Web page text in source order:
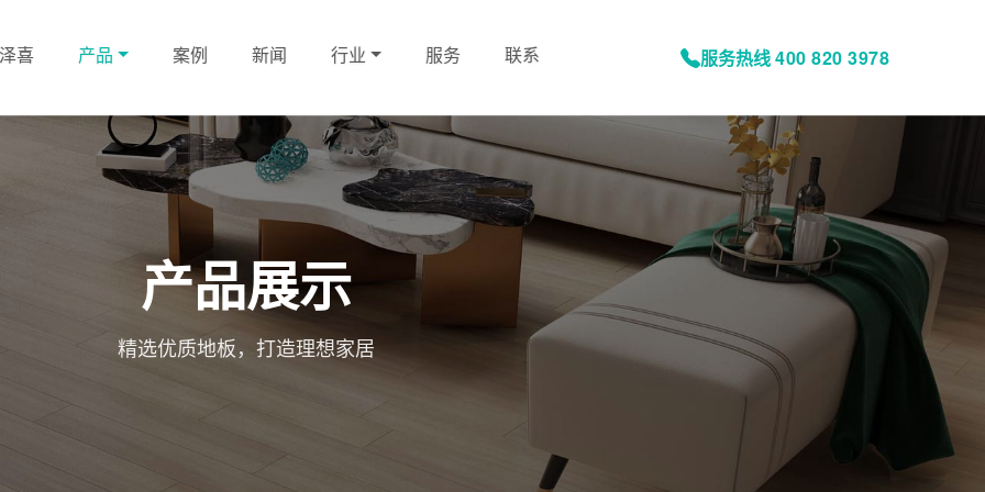
泽喜 产品 案例 新闻 行业 服务 联系 服务热线400 820 3978
产品展示
精选优质地板，打造理想家居